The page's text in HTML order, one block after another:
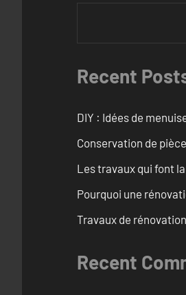
Recent
DIY : Idées de
Conservation de
Les travaux qui font
Pourquoi une
Travaux de
Recent